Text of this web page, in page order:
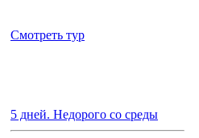
Cмотреть тур
5 дней. Недорого со среды